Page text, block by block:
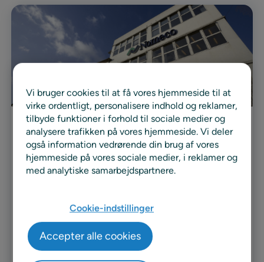
Casestudie
Case Nomeco
lægemiddelindustriens strategiske servicepartner,
strømliner driften med end-to-end supply chain
optimering
Vi bruger cookies til at få vores hjemmeside til at
virke ordentligt, personalisere indhold og reklamer,
tilbyde funktioner i forhold til sociale medier og
analysere trafikken på vores hjemmeside. Vi deler
også information vedrørende din brug af vores
hjemmeside på vores sociale medier, i reklamer og
med analytiske samarbejdspartnere.
Cookie-indstillinger
Accepter alle cookies